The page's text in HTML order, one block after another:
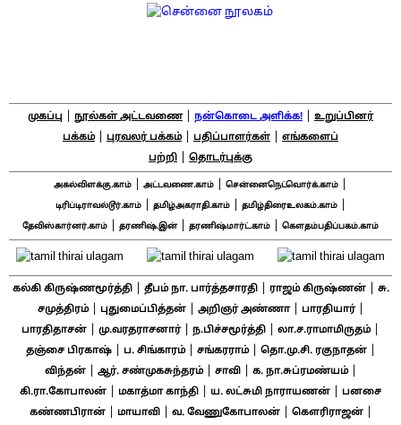
முகப்பு நூல்கள் அட்டவணை| நன்கொடை அளிக்க!
உறுப்பினர்
பக்கம்| புரவலர் பக்கம்| பதிப்பாளர்கள்
எங்களைப்
பற்றி
தொடர்புக்கு
அகல்விளக்கு.காம் அட்டவணை.காம் சென்னைநெட்வொர்க்.காம்
டிரிப்டிராவல்டூர்.காம்| தமிழ்அகராதி.காம்| தமிழ்திரைஉலகம்.காம்|
தேவிஸ்கார்னர்.காம் தரணிஷ்.இன்| தரணிஷ்மார்ட்.காம் கௌதம்பதிப்பகம்.காம்
கல்கி கிருஷ்ணமூர்த்தி| தீபம் நா. பார்த்தசாரதி| ராஜம் கிருஷ்ணன்|
சு.
சமுத்திரம்| புதுமைப்பித்தன்| அறிஞர் அண்ணா| பாரதியார்|
பாரதிதாசன் மு.வரதராசனார்| ந.பிச்சமூர்த்தி லா.ச.ராமாமிருதம்|
தஞ்சை பிரகாஷ்| ப. சிங்காரம்| சங்கரராம்| தொ.மு.சி. ரகுநாதன்|
விந்தன்| ஆர். சண்முகசுந்தரம்| சாவி| க. நா.சுப்ரமண்யம்|
கி.ரா.கோபாலன் மகாத்மா காந்தி ய. லட்சுமி நாராயணன்
பனசை
கண்ணபிரான்| மாயாவி| வ. வேணுகோபாலன்| கௌரிராஜன்|